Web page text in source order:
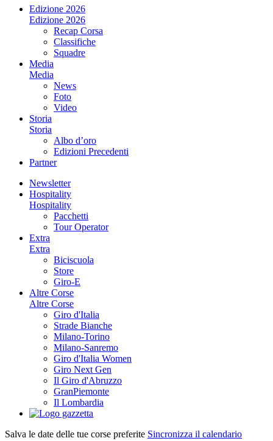
Edizione 2026
Edizione 2026
Recap Corsa
Classifiche
Squadre
Media
Media
News
Foto
Video
Storia
Storia
Albo d’oro
Edizioni Precedenti
Partner
Newsletter
Hospitality
Hospitality
Pacchetti
Tour Operator
Extra
Extra
Biciscuola
Store
Giro-E
Altre Corse
Altre Corse
Giro d'Italia
Strade Bianche
Milano-Torino
Milano-Sanremo
Giro d'Italia Women
Giro Next Gen
Il Giro d'Abruzzo
GranPiemonte
Il Lombardia
Salva le date delle tue corse preferite Sincronizza il calendario